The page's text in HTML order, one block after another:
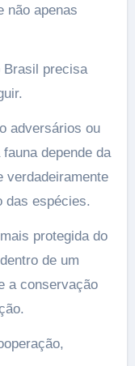
não apenas
Brasil precisa
adversários ou
depende da
verdadeiramente
das espécies.
protegida do
de um
a conservação